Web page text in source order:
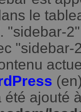
le
"sidebar-
"sidebar-
été ajouté